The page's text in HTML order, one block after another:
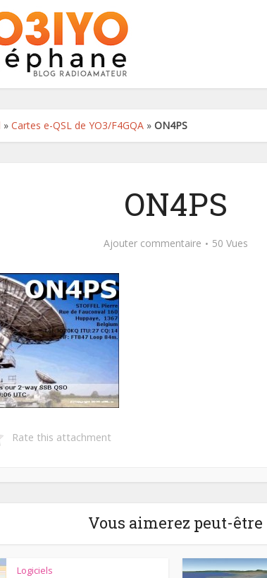
» Cartes e-QSL de YO3/F4GQA » ON4PS
ON4PS
Ajouter commentaire 50 Vues
Rate this attachment
Vous aimerez peut-être
Logiciels